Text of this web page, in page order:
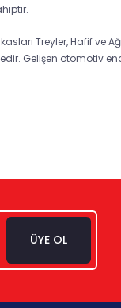
Treyler, Hafif ve
Gelişen otomotiv
ÜYE OL